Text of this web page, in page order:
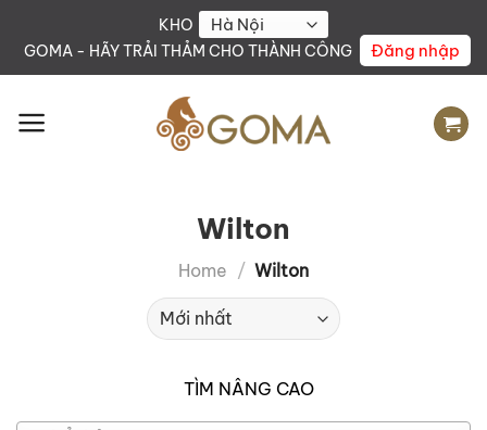
KHO
GOMA - HÃY TRẢI THẢM CHO THÀNH CÔNG
Đăng nhập
Wilton
Home / Wilton
TÌM NÂNG CAO